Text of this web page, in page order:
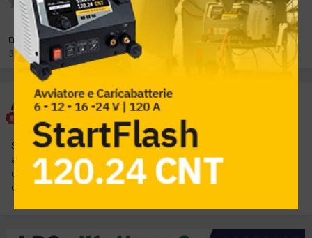
Da alessandro 3326
3 Ottobre 2017inMeccatronica
alessandro 3326
3 Ottobre 2017
Salve a tutti e entrata questa fiesta con il motore che non
accellera rimane al minimo e spia abs accesa ho questi codici in
diagnosi e mi e mi rimane in memoria segnale velocita veicolo un
consiglio? Grazir